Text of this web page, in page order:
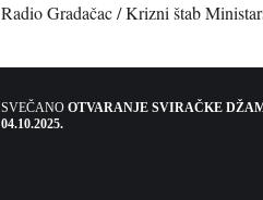
Radio Gradačac / Krizni štab
SVEČANO OTVARANJE SVIRAČKE
04.10.2025.